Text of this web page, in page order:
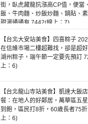
街，臥虎藏龍抗漲高CP值，便當
飯、牛肉麵、炒飯炒麵、鍋貼、
甜湯通通有 7442(線上：7)
【台北大安站美食】四喜粽子
在信維市場二樓超難找，卻是超
湖州粽子，端午節一定要先預訂
上：6)
【台北龍山寺站美食】凱達大飯
餐：在地人的好鄰居，萬華區五
到飽，區民打8折，60歲長者75
上：6)